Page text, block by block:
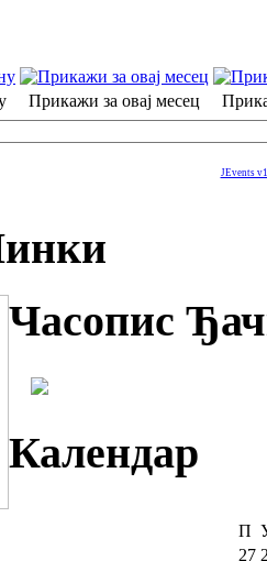
Прикажи за овај месец
JEvents
Часопис
Календар
П
27